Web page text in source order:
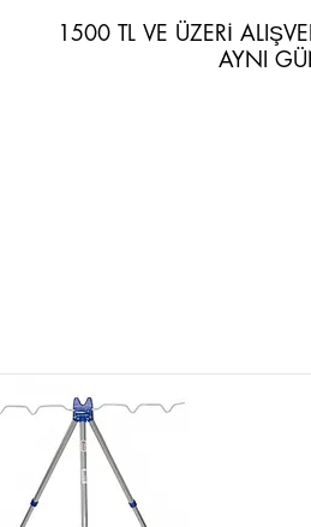
1500 TL VE ÜZERİ
AYNI
1500 TL VE ÜZERİ
AYNI